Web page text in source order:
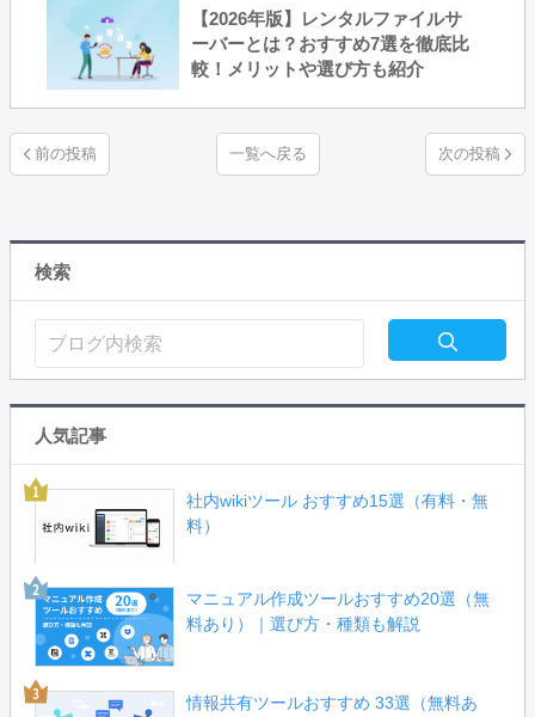
【2026年版】レンタルファイルサ
ーバーとは？おすすめ7選を徹底比
較！メリットや選び方も紹介
一覧へ戻る
検索
人気記事
社内wikiツール おすすめ15選（有料・無
料）
マニュアル作成ツールおすすめ20選（無
料あり）｜選び方・種類も解説
情報共有ツールおすすめ 33選（無料あ